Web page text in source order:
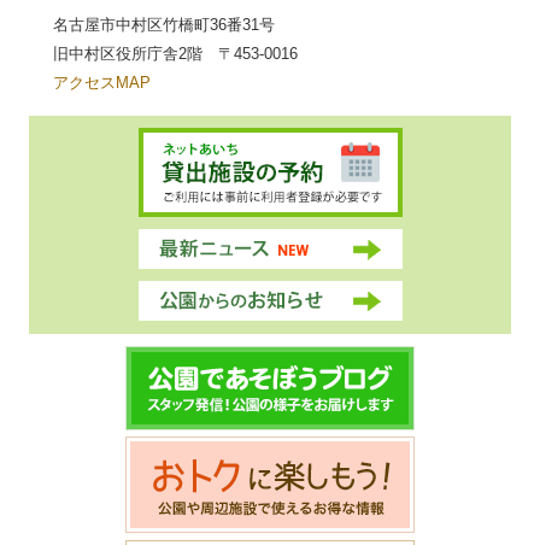
名古屋市中村区竹橋町36番31号
旧中村区役所庁舎2階 〒453-0016
アクセスMAP